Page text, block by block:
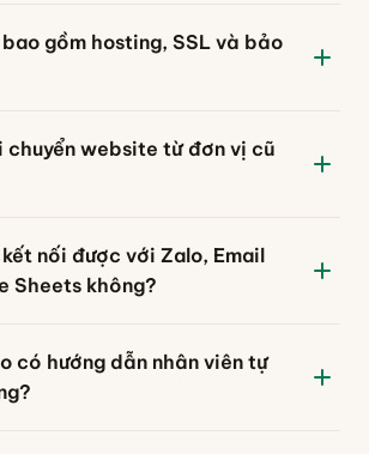
gồm hosting, SSL và bảo
website từ đơn vị cũ
nối được với Zalo, Email
Sheets không?
có hướng dẫn nhân viên tự